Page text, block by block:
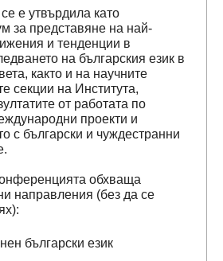
е утвърдила като
за представяне на най-
и тенденции в
на българския език в
както и на научните
секции на Института,
от работата по
проекти и
с български и чуждестранни
обхваща
направления (без да се
български език